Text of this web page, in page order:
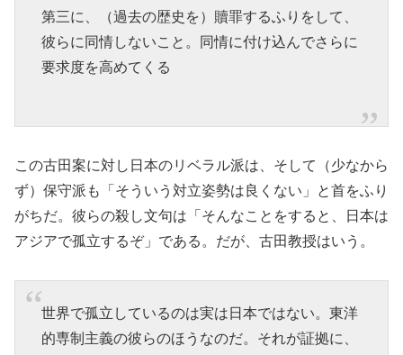
第三に、（過去の歴史を）贖罪するふりをして、
彼らに同情しないこと。同情に付け込んでさらに
要求度を高めてくる
この古田案に対し日本のリベラル派は、そして（少なから
ず）保守派も「そういう対立姿勢は良くない」と首をふり
がちだ。彼らの殺し文句は「そんなことをすると、日本は
アジアで孤立するぞ」である。だが、古田教授はいう。
世界で孤立しているのは実は日本ではない。東洋
的専制主義の彼らのほうなのだ。それが証拠に、